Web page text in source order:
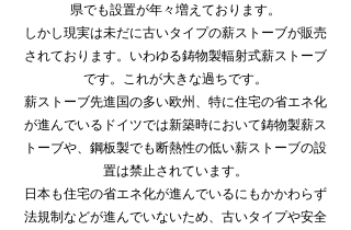
県でも設置が年々増えております。
しかし現実は未だに古いタイプの薪ストーブが販売
されております。いわゆる鋳物製輻射式薪ストーブ
です。これが大きな過ちです。
薪ストーブ先進国の多い欧州、特に住宅の省エネ化
が進んでいるドイツでは新築時において鋳物製薪ス
トーブや、鋼板製でも断熱性の低い薪ストーブの設
置は禁止されています。
日本も住宅の省エネ化が進んでいるにもかかわらず
法規制などが進んでいないため、古いタイプや安全